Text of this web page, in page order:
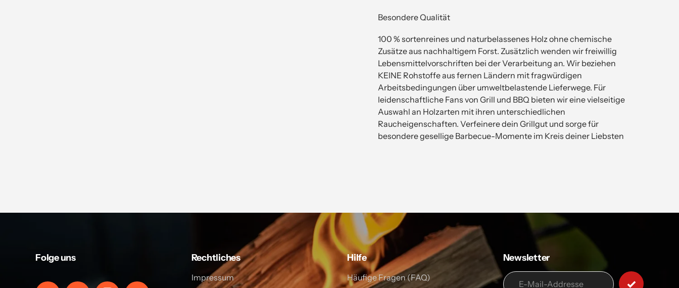
Besondere Qualität
100 % sortenreines und naturbelassenes Holz ohne chemische
Zusätze aus nachhaltigem Forst. Zusätzlich wenden wir freiwillig
Lebensmittelvorschriften bei der Verarbeitung an. Wir beziehen
KEINE Rohstoffe aus fernen Ländern mit fragwürdigen
Arbeitsbedingungen über umweltbelastende Lieferwege. Für
leidenschaftliche Fans von Grill und BBQ bieten wir eine vielseitige
Auswahl an Holzarten mit ihren unterschiedlichen
Raucheigenschaften. Verfeinere dein Grillgut und sorge für
besondere gesellige Barbecue-Momente im Kreis deiner Liebsten
Folge uns Rechtliches
Impressum
Hilfe
Häufige Fragen (FAQ)
Newsletter